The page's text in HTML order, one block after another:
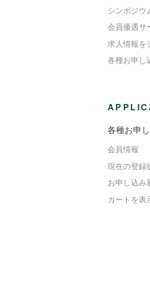
シンポジウ
会員優遇サ
求人情報を
各種お申し
各種お申
会員情報
現在の登録
お申し込み
カートを表